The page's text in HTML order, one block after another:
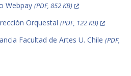
Webpay (PDF, 852 KB)
Orquestal (PDF, 122 KB)
Facultad de Artes U. Chile (PDF,